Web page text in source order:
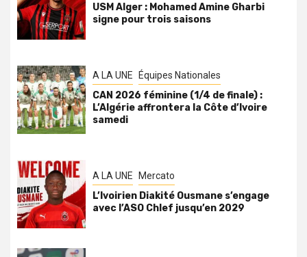
USM Alger : Mohamed Amine Gharbi
signe pour trois saisons
A LA UNE Équipes Nationales
CAN 2026 féminine (1/4 de finale) :
L’Algérie affrontera la Côte d’Ivoire
samedi
A LA UNE Mercato
L’Ivoirien Diakité Ousmane s’engage
avec l’ASO Chlef jusqu’en 2029